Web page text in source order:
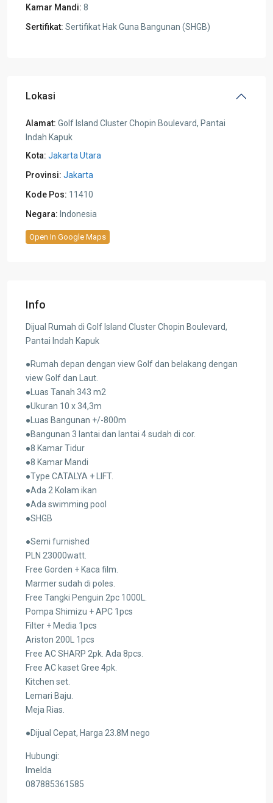
Kamar Mandi: 8
Sertifikat: Sertifikat Hak Guna Bangunan (SHGB)
Lokasi
Alamat: Golf Island Cluster Chopin Boulevard, Pantai
Indah Kapuk
Kota: Jakarta Utara
Provinsi: Jakarta
Kode Pos: 11410
Negara: Indonesia
Open In Google Maps
Info
Dijual Rumah di Golf Island Cluster Chopin Boulevard,
Pantai Indah Kapuk
●Rumah depan dengan view Golf dan belakang dengan
view Golf dan Laut.
●Luas Tanah 343 m2
●Ukuran 10 x 34,3m
●Luas Bangunan +/-800m
●Bangunan 3 lantai dan lantai 4 sudah di cor.
●8 Kamar Tidur
●8 Kamar Mandi
●Type CATALYA + LIFT.
●Ada 2 Kolam ikan
●Ada swimming pool
●SHGB
●Semi furnished
PLN 23000watt.
Free Gorden + Kaca film.
Marmer sudah di poles.
Free Tangki Penguin 2pc 1000L.
Pompa Shimizu + APC 1pcs
Filter + Media 1pcs
Ariston 200L 1pcs
Free AC SHARP 2pk. Ada 8pcs.
Free AC kaset Gree 4pk.
Kitchen set.
Lemari Baju.
Meja Rias.
●Dijual Cepat, Harga 23.8M nego
Hubungi:
Imelda
087885361585